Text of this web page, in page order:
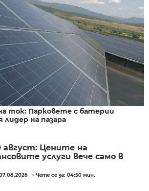
ток: Парковете с батерии
лидер на пазара
Цените на
услуги вече само в
Чете се за: 04:50 мин.